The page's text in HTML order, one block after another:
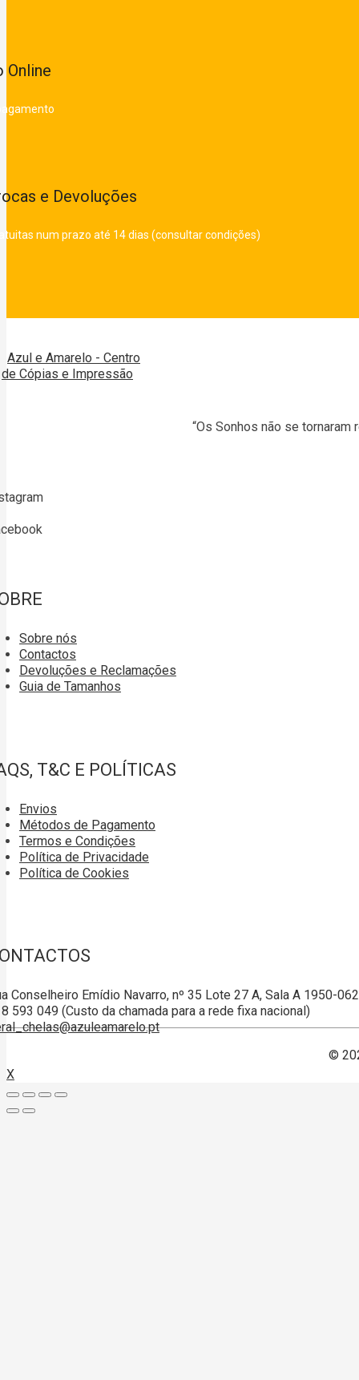
Online
e Devoluções
num prazo até 14 dias (consultar condições)
“Os Sonhos não se
Sobre nós
Contactos
Devoluções e Reclamações
Guia de Tamanhos
T&C E POLÍTICAS
Envios
Métodos de Pagamento
Termos e Condições
Política de Privacidade
Política de Cookies
Conselheiro Emídio Navarro, nº 35 Lote 27 A, Sala A 1950-
593 049 (Custo da chamada para a rede fixa nacional)
©
X